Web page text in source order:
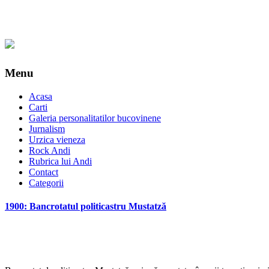
Menu
Acasa
Carti
Galeria personalitatilor bucovinene
Jurnalism
Urzica vieneza
Rock Andi
Rubrica lui Andi
Contact
Categorii
1900: Bancrotatul politicastru Mustatză